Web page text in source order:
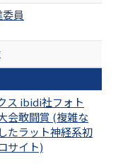
員
ス ibidi社フォト
会敢闘賞 (複雑な
たラット神経系初
サイト)